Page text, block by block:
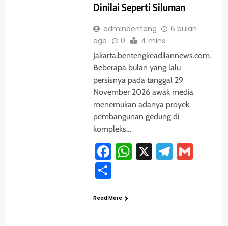
Dinilai Seperti Siluman
adminbenteng
6 bulan
ago
0 4 mins
Jakarta.bentengkeadilannews.com.
Beberapa bulan yang lalu
persisnya pada tanggal 29
November 2026 awak media
menemukan adanya proyek
pembangunan gedung di
kompleks…
Facebook
WhatsApp
X
Share
Read More